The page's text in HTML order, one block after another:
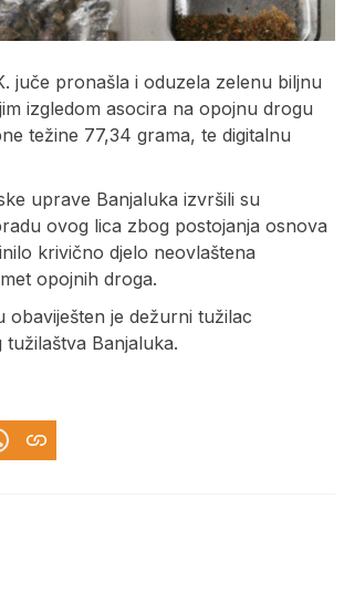
juče pronašla i oduzela zelenu biljnu
izgledom asocira na opojnu drogu
težine 77,34 grama, te digitalnu
uprave Banjaluka izvršili su
ovog lica zbog postojanja osnova
krivično djelo neovlaštena
opojnih droga.
obaviješten je dežurni tužilac
Banjaluka.